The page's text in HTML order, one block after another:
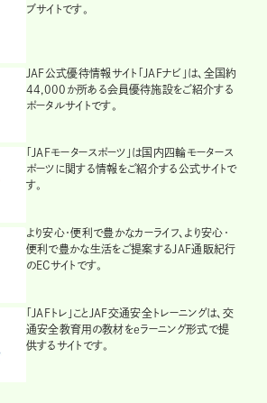
ブサイトです。
JAF公式優待情報サイト「JAFナビ」は、全国約
44,000か所ある会員優待施設をご紹介する
ポータルサイトです。
「JAFモータースポーツ」は国内四輪モータース
ポーツに関する情報をご紹介する公式サイトで
す。
より安心・便利で豊かなカーライフ、より安心・
便利で豊かな生活をご提案するJAF通販紀行
のECサイトです。
「JAFトレ」ことJAF交通安全トレーニングは、交
通安全教育用の教材をeラーニング形式で提
供するサイトです。